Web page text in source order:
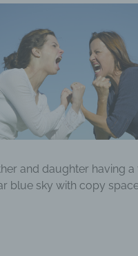
and daughter having
blue sky with copy